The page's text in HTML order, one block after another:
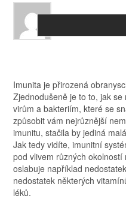
Imunita je přirozená
Zjednodušeně je to to, jak
virům a bakteriím, které se
způsobit vám nejrůznější
imunitu, stačila by jediná
Jak tedy vidíte, imunitní
pod vlivem různých
oslabuje například
nedostatek některých
léků.